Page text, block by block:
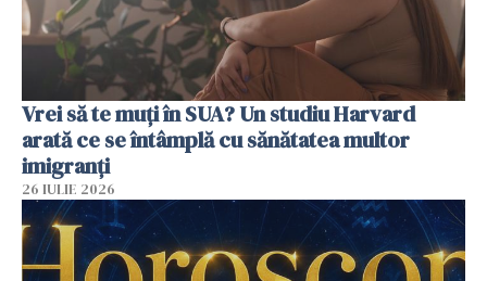
Vrei să te muți în SUA? Un studiu Harvard
arată ce se întâmplă cu sănătatea multor
imigranți
26 IULIE 2026